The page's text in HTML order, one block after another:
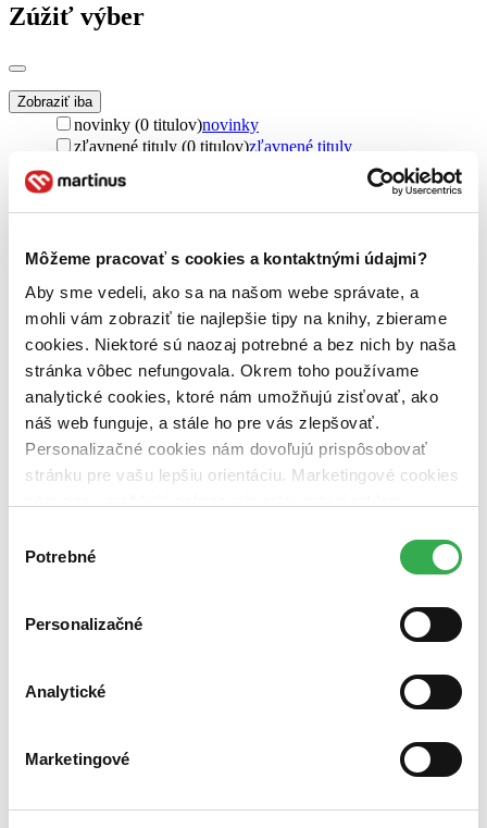
Môžeme pracovať s cookies a kontaktnými údajmi?
Aby sme vedeli, ako sa na našom webe správate, a
mohli vám zobraziť tie najlepšie tipy na knihy, zbierame
cookies. Niektoré sú naozaj potrebné a bez nich by naša
stránka vôbec nefungovala. Okrem toho používame
analytické cookies, ktoré nám umožňujú zisťovať, ako
náš web funguje, a stále ho pre vás zlepšovať.
Personalizačné cookies nám dovoľujú prispôsobovať
stránku pre vašu lepšiu orientáciu. Marketingové cookies
nám pomohlo, keby sme mohli používať všetky tieto
súhlasu
Potrebné
Personalizačné
Analytické
Marketingové
Zúžiť výber
Zobraziť iba
novinky (0 titulov)novinky
zľavnené tituly (0 titulov)zľavnené tituly
Dostupnosť
na centrálnom sklade (0 titulov)na centrálnom sklade
pripravujeme (0 titulov)pripravujeme
dostupná (bez vypredaných) (0 titulov)
dostupná (bez
vypredaných)
nová (0 titulov)nová
čítaná (0 titulov)čítaná
čítaná - výborný stav (0 titulov)čítaná - výborný stav
čítaná - mierne opotrebovaná (0 titulov)čítaná - mierne
opotrebovaná
čítané verzie vypredaných kníh (0 titulov)
vypredaných kníh
Zoradiť
Top hodnotené
Najlacnejšie
Najvyššia zľava